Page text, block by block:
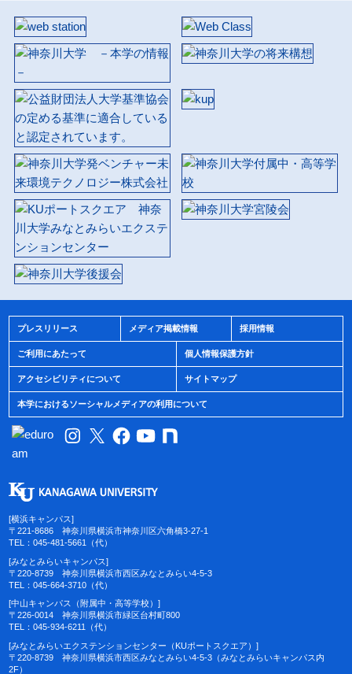
プレスリリース メディア掲載情報 採用情報
ご利用にあたって 個人情報保護方針
アクセシビリティについて サイトマップ
本学におけるソーシャルメディアの利用について
[横浜キャンパス]
〒221-8686 神奈川県横浜市神奈川区六角橋3-27-1
TEL：045-481-5661（代）
[みなとみらいキャンパス]
〒220-8739 神奈川県横浜市西区みなとみらい4-5-3
TEL：045-664-3710（代）
[中山キャンパス（附属中・高等学校）]
〒226-0014 神奈川県横浜市緑区台村町800
TEL：045-934-6211（代）
[みなとみらいエクステンションセンター（KUポートスクエア）]
〒220-8739 神奈川県横浜市西区みなとみらい4-5-3（みなとみらいキャンパス内
2F）